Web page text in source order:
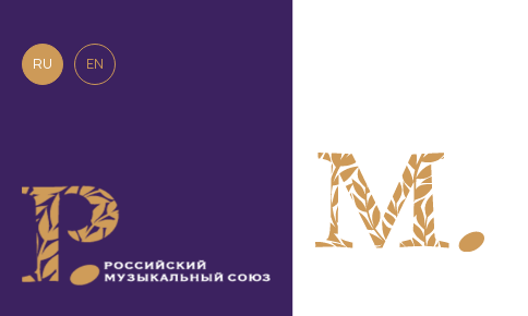
RU EN